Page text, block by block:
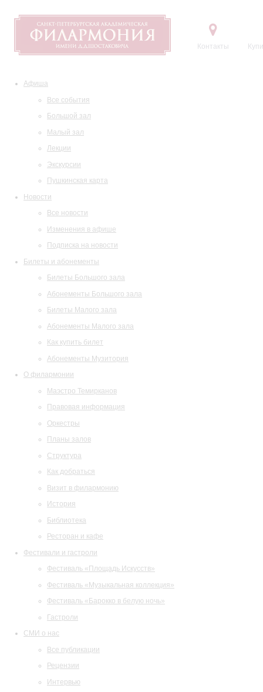
Контакты
Афиша
Все события
Большой зал
Малый зал
Лекции
Экскурсии
Пушкинская карта
Новости
Все новости
Изменения в афише
Подписка на новости
Билеты и абонементы
Билеты Большого зала
Абонементы Большого зала
Билеты Малого зала
Абонементы Малого зала
Как купить билет
Абонементы Музитория
О филармонии
Маэстро Темирканов
Правовая информация
Оркестры
Планы залов
Структура
Как добраться
Визит в филармонию
История
Библиотека
Ресторан и кафе
Фестивали и гастроли
Фестиваль «Площадь Искусств»
Фестиваль «Музыкальная коллекция»
Фестиваль «Барокко в белую ночь»
Гастроли
СМИ о нас
Все публикации
Рецензии
Интервью